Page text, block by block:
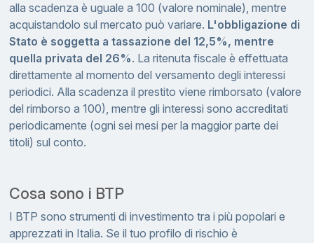
alla scadenza è uguale a 100 (valore nominale), mentre
acquistandolo sul mercato può variare. L'obbligazione di
Stato è soggetta a tassazione del 12,5%, mentre
quella privata del 26%. La ritenuta fiscale è effettuata
direttamente al momento del versamento degli interessi
periodici. Alla scadenza il prestito viene rimborsato (valore
del rimborso a 100), mentre gli interessi sono accreditati
periodicamente (ogni sei mesi per la maggior parte dei
titoli) sul conto.
Cosa sono i BTP
I BTP sono strumenti di investimento tra i più popolari e
apprezzati in Italia. Se il tuo profilo di rischio è